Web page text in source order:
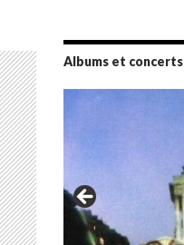
Albums et concerts